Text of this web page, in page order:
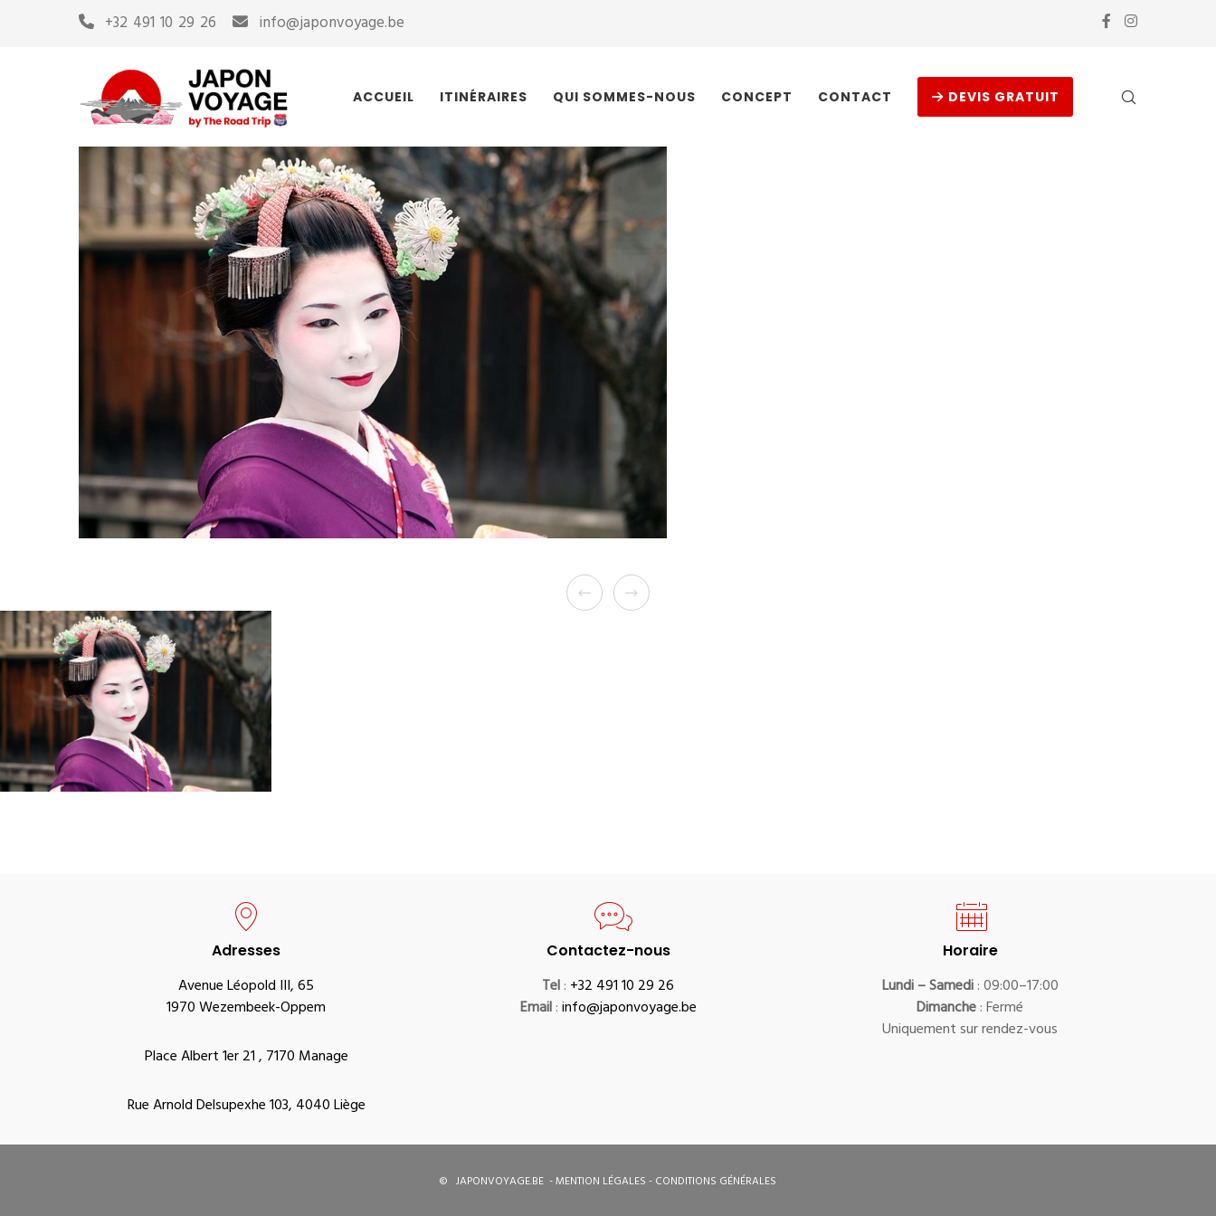
+32 491 10 29 26 info@japonvoyage.be
ACCUEIL ITINÉRAIRES QUI SOMMES-NOUS CONCEPT CONTACT DEVIS GRATUIT
Adresses
Avenue Léopold III, 65
1970 Wezembeek-Oppem
Place Albert 1er 21 , 7170 Manage
Rue Arnold Delsupexhe 103, 4040 Liège
Contactez-nous
Tel: +32 491 10 29 26
Email:info@japonvoyage.be
Horaire
Lundi – Samedi: 09:00–17:00
Dimanche: Fermé
Uniquement sur rendez-vous
© JAPONVOYAGE.BE -MENTION LÉGALES-CONDITIONS GÉNÉRALES